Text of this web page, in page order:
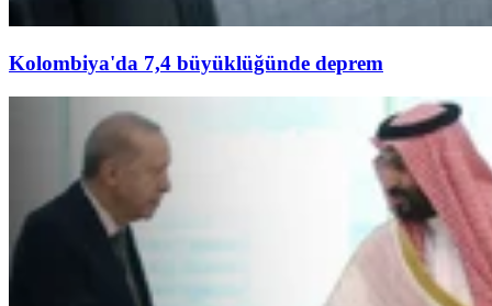
Kolombiya'da 7,4 büyüklüğünde deprem